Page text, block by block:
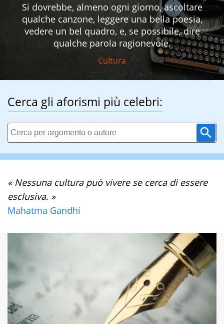
Si dovrebbe, almeno ogni giorno, ascoltare
qualche canzone, leggere una bella poesia,
vedere un bel quadro, e, se possibile, dire
qualche parola ragionevole.
Cultura
Cerca gli aforismi più celebri:
« Nessuna cultura può vivere se cerca di essere
esclusiva. »
Mahatma Gandhi